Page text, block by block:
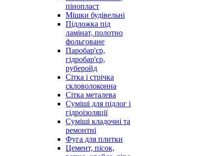
пінопласт
Мішки будівельні
Підложка під
ламінат, полотно
фольговане
Паробар'єр,
гідробар'єр,
руберойд
Сітка і стрічка
скловолоконна
Сітка металева
Суміші для підлог і
гідроізоляції
Суміші кладочні та
ремонтні
Фуга для плитки
Цемент, пісок,